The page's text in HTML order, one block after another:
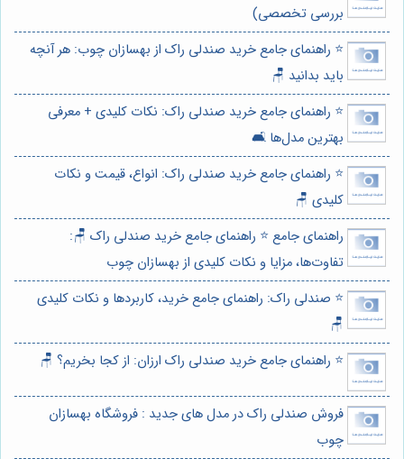
بررسی تخصصی)
⭐️ راهنمای جامع خرید صندلی راک از بهسازان چوب: هر آنچه
باید بدانید 🪑
⭐️ راهنمای جامع خرید صندلی راک: نکات کلیدی + معرفی
بهترین مدل‌ها 🛋️
⭐️ راهنمای جامع خرید صندلی راک: انواع، قیمت و نکات
کلیدی 🪑
راهنمای جامع ⭐️ راهنمای جامع خرید صندلی راک 🪑:
تفاوت‌ها، مزایا و نکات کلیدی از بهسازان چوب
⭐️ صندلی راک: راهنمای جامع خرید، کاربردها و نکات کلیدی
🪑
⭐️ راهنمای جامع خرید صندلی راک ارزان: از کجا بخریم؟ 🪑
فروش صندلی راک در مدل های جدید : فروشگاه بهسازان
چوب